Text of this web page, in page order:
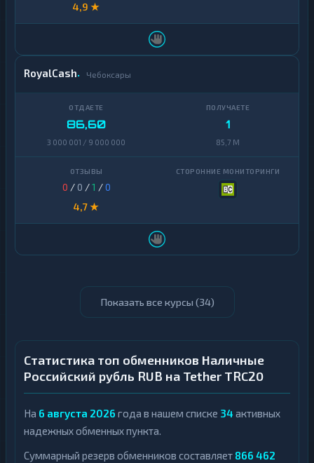
4,9 ★
RoyalCash Чебоксары
86,60
3 000 001 / 9 000 000
1
85,7 M
0 / 0 /1 /0
4,7 ★
Показать все курсы (34)
Статистика топ обменников Наличные
Российский рубль RUB на Tether TRC20
На 6 августа 2026 года в нашем списке 34активных
надежных обменных пункта.
Суммарный резерв обменников составляет 866 462